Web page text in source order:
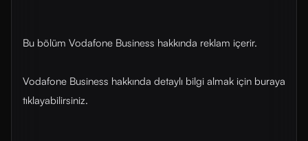
Bu bölüm Vodafone Business hakkında reklam içerir.
Vodafone Business hakkında detaylı bilgi almak için buraya
tıklayabilirsiniz.